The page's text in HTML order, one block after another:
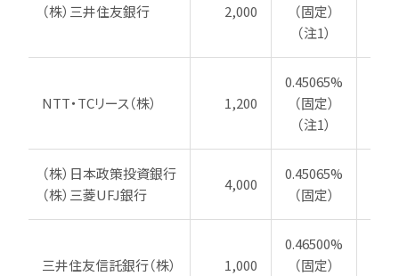
（株）三井住友銀行 2,000
（固定）
（注1）
NTT・TCリース（株） 1,200
0.45065%
（固定）
（注1）
（株）日本政策投資銀行
（株）三菱UFJ銀行
4,000
0.45065%
（固定）
三井住友信託銀行（株） 1,000
0.46500%
（固定）